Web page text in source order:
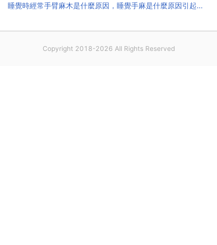
睡覺時經常手臂麻木是什麼原因，睡覺手麻是什麼原因引起的，左手臂發麻應警惕的病？
Copyright 2018-2026 All Rights Reserved